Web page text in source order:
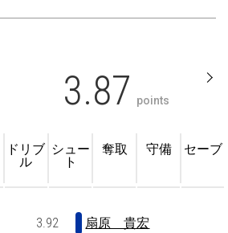
3.87 points
ドリブ
ル
シュー
ト
奪取 守備 セーブ
3.92
扇原 貴宏